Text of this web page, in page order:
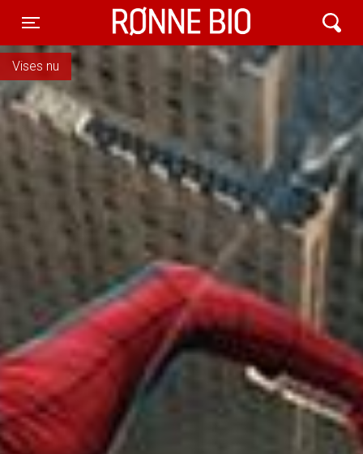
Toggle navigation
Rønne Bio
Vises nu